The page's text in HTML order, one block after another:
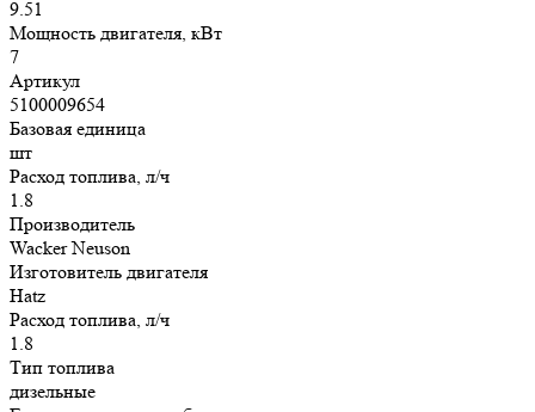
9.51
Мощность двигателя, кВт
7
Артикул
5100009654
Базовая единица
шт
Расход топлива, л/ч
1.8
Производитель
Wacker Neuson
Изготовитель двигателя
Hatz
Расход топлива, л/ч
1.8
Тип топлива
дизельные